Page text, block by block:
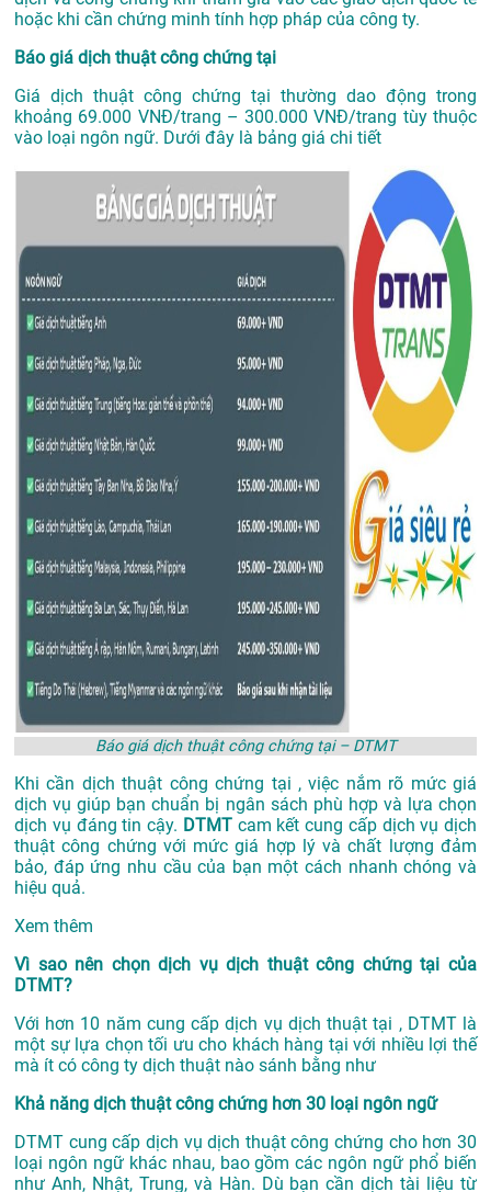
hoặc khi cần chứng minh tính hợp pháp của công ty.
Báo giá dịch thuật công chứng tại
Giá dịch thuật công chứng tại thường dao động trong
khoảng 69.000 VNĐ/trang – 300.000 VNĐ/trang tùy thuộc
vào loại ngôn ngữ. Dưới đây là bảng giá chi tiết
Báo giá dịch thuật công chứng tại – DTMT
Khi cần dịch thuật công chứng tại , việc nắm rõ mức giá
dịch vụ giúp bạn chuẩn bị ngân sách phù hợp và lựa chọn
dịch vụ đáng tin cậy. DTMT cam kết cung cấp dịch vụ dịch
thuật công chứng với mức giá hợp lý và chất lượng đảm
bảo, đáp ứng nhu cầu của bạn một cách nhanh chóng và
hiệu quả.
Xem thêm
Vì sao nên chọn dịch vụ dịch thuật công chứng tại của
DTMT?
Với hơn 10 năm cung cấp dịch vụ dịch thuật tại , DTMT là
một sự lựa chọn tối ưu cho khách hàng tại với nhiều lợi thế
mà ít có công ty dịch thuật nào sánh bằng như
Khả năng dịch thuật công chứng hơn 30 loại ngôn ngữ
DTMT cung cấp dịch vụ dịch thuật công chứng cho hơn 30
loại ngôn ngữ khác nhau, bao gồm các ngôn ngữ phổ biến
như Anh, Nhật, Trung, và Hàn. Dù bạn cần dịch tài liệu từ